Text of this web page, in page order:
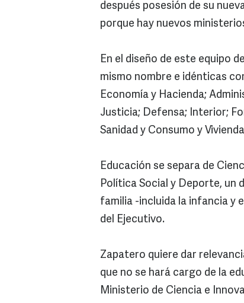
después posesión de su
porque hay nuevos
En el diseño de este equipo
mismo nombre e idénticas
Economía y Hacienda;
Justicia; Defensa; Interior;
Sanidad y Consumo y
Educación se separa de
Política Social y Deporte, un
familia -incluida la infancia y
del Ejecutivo.
Zapatero quiere dar
que no se hará cargo de la
Ministerio de Ciencia e